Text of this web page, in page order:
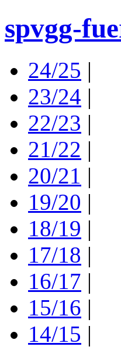
spvgg-
24/25 |
23/24 |
22/23 |
21/22 |
20/21 |
19/20 |
18/19 |
17/18 |
16/17 |
15/16 |
14/15 |